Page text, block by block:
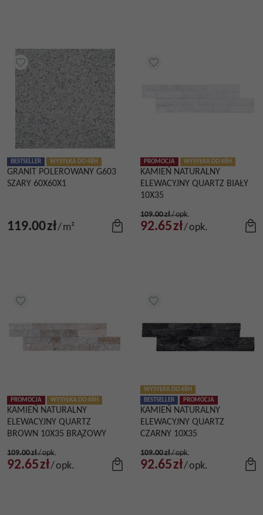
BESTSELLER WYSYŁKA DO 48H
GRANIT POLEROWANY G603
SZARY 60X60X1
119.00zł/m²
PROMOCJA WYSYŁKA DO 48H
KAMIEŃ NATURALNY
ELEWACYJNY QUARTZ BIAŁY
10X35
109.00zł/opk.
92.65zł/opk.
PROMOCJA WYSYŁKA DO 48H
KAMIEŃ NATURALNY
ELEWACYJNY QUARTZ
BROWN 10X35 BRĄZOWY
109.00zł/opk.
92.65zł/opk.
BESTSELLER PROMOCJA
WYSYŁKA DO 48H
KAMIEŃ NATURALNY
ELEWACYJNY QUARTZ
CZARNY 10X35
109.00zł/opk.
92.65zł/opk.